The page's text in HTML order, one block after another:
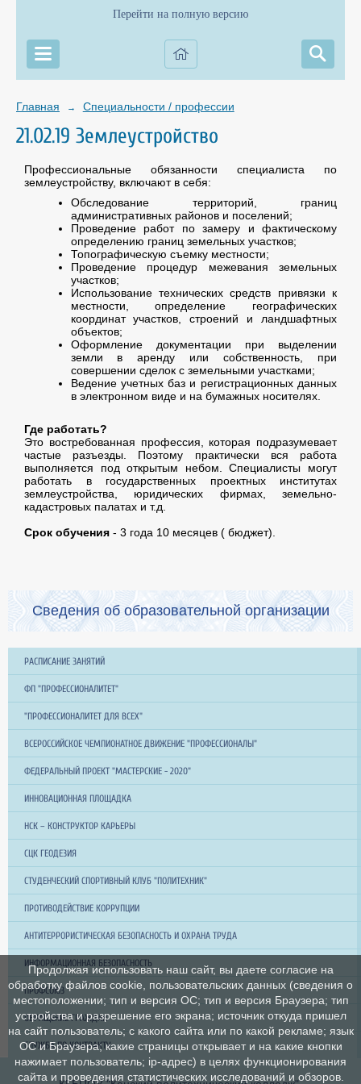
Перейти на полную версию
Главная → Специальности / профессии
21.02.19 Землеустройство
Профессиональные обязанности специалиста по
землеустройству, включают в себя:
Обследование территорий, границ
административных районов и поселений;
Проведение работ по замеру и фактическому
определению границ земельных участков;
Топографическую съемку местности;
Проведение процедур межевания земельных
участков;
Использование технических средств привязки к
местности, определение географических
координат участков, строений и ландшафтных
объектов;
Оформление документации при выделении
земли в аренду или собственность, при
совершении сделок с земельными участками;
Ведение учетных баз и регистрационных данных
в электронном виде и на бумажных носителях.
Где работать?
Это востребованная профессия, которая подразумевает
частые разъезды. Поэтому практически вся работа
выполняется под открытым небом. Специалисты могут
работать в государственных проектных институтах
землеустройства, юридических фирмах, земельно-
кадастровых палатах и т.д.
Срок обучения - 3 года 10 месяцев ( бюджет).
Сведения об образовательной организации
РАСПИСАНИЕ ЗАНЯТИЙ
ФП "ПРОФЕССИОНАЛИТЕТ"
"ПРОФЕССИОНАЛИТЕТ ДЛЯ ВСЕХ"
ВСЕРОССИЙСКОЕ ЧЕМПИОНАТНОЕ ДВИЖЕНИЕ "ПРОФЕССИОНАЛЫ"
ФЕДЕРАЛЬНЫЙ ПРОЕКТ "МАСТЕРСКИЕ - 2020"
ИННОВАЦИОННАЯ ПЛОЩАДКА
НСК – КОНСТРУКТОР КАРЬЕРЫ
СЦК ГЕОДЕЗИЯ
СТУДЕНЧЕСКИЙ СПОРТИВНЫЙ КЛУБ "ПОЛИТЕХНИК"
ПРОТИВОДЕЙСТВИЕ КОРРУПЦИИ
АНТИТЕРРОРИСТИЧЕСКАЯ БЕЗОПАСНОСТЬ И ОХРАНА ТРУДА
ИНФОРМАЦИОННАЯ БЕЗОПАСНОСТЬ
ПРОФСОЮЗ
ОБРАЩЕНИЕ ГРАЖДАН
СЛУЖБА ПО КОНТРАКТУ
Продолжая использовать наш сайт, вы даете согласие на
обработку файлов cookie, пользовательских данных (сведения о
местоположении; тип и версия ОС; тип и версия Браузера; тип
устройства и разрешение его экрана; источник откуда пришел
на сайт пользователь; с какого сайта или по какой рекламе; язык
ОС и Браузера; какие страницы открывает и на какие кнопки
нажимает пользователь; ip-адрес) в целях функционирования
сайта и проведения статистических исследований и обзоров.